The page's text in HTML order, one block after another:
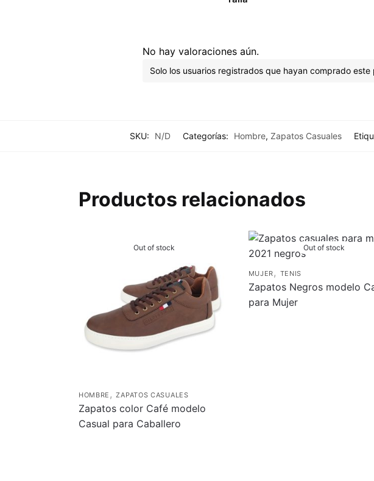
No hay valoraciones aún.
Solo los usuarios registrados que hayan comprado
SKU: N/D Categorías: Hombre, Zapatos Casuales
Productos relacionados
Out of stock
HOMBRE ,ZAPATOS CASUALES
Zapatos color Café modelo
Casual para Caballero
Out of stock
MUJER , TENIS
Zapatos Negros modelo
para Mujer